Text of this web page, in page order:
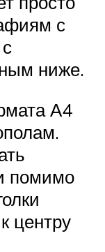
с
ниже.
А4
помимо
центру